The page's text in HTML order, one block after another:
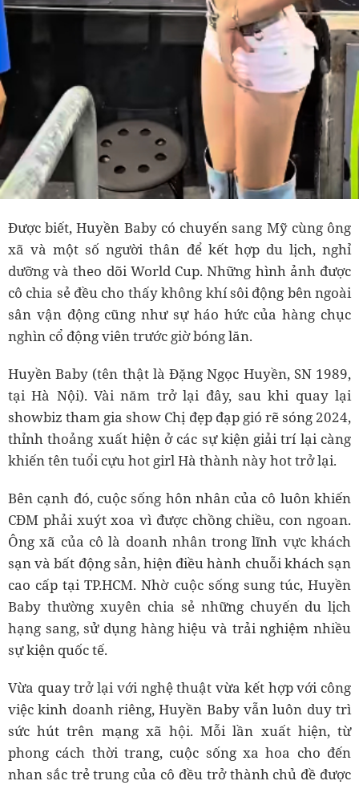
Được biết, Huyền Baby có chuyến sang Mỹ cùng ông
xã và một số người thân để kết hợp du lịch, nghỉ
dưỡng và theo dõi World Cup. Những hình ảnh được
cô chia sẻ đều cho thấy không khí sôi động bên ngoài
sân vận động cũng như sự háo hức của hàng chục
nghìn cổ động viên trước giờ bóng lăn.
Huyền Baby (tên thật là Đặng Ngọc Huyền, SN 1989,
tại Hà Nội). Vài năm trở lại đây, sau khi quay lại
showbiz tham gia show Chị đẹp đạp gió rẽ sóng 2024,
thỉnh thoảng xuất hiện ở các sự kiện giải trí lại càng
khiến tên tuổi cựu hot girl Hà thành này hot trở lại.
Bên cạnh đó, cuộc sống hôn nhân của cô luôn khiến
CĐM phải xuýt xoa vì được chồng chiều, con ngoan.
Ông xã của cô là doanh nhân trong lĩnh vực khách
sạn và bất động sản, hiện điều hành chuỗi khách sạn
cao cấp tại TP.HCM. Nhờ cuộc sống sung túc, Huyền
Baby thường xuyên chia sẻ những chuyến du lịch
hạng sang, sử dụng hàng hiệu và trải nghiệm nhiều
sự kiện quốc tế.
Vừa quay trở lại với nghệ thuật vừa kết hợp với công
việc kinh doanh riêng, Huyền Baby vẫn luôn duy trì
sức hút trên mạng xã hội. Mỗi lần xuất hiện, từ
phong cách thời trang, cuộc sống xa hoa cho đến
nhan sắc trẻ trung của cô đều trở thành chủ đề được